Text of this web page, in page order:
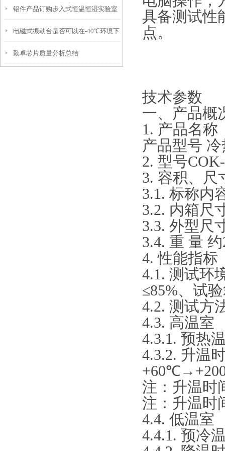
箱-10℃测试好处
铝件产品订购步入式恒温恒湿实验室
注意事项
电磁式振动台是否可以在-40℃环境下
使用
勤卓芯片质量分析总结
具备测试性
点。
技术参数
一、产品概
1. 产品名称
产品型号
2. 型号
3. 容积、尺
3.1. 标称内
3.2. 内箱尺
3.3. 外型尺
3.4. 重 量 约
4. 性能指标
4.1. 测试环
≤85%、试
4.2. 测试方
4.3. 高温室
4.3.1. 预热
4.3.2. 升温
注：升温时
注：升温时
4.4. 低温室
4.4.1. 预冷